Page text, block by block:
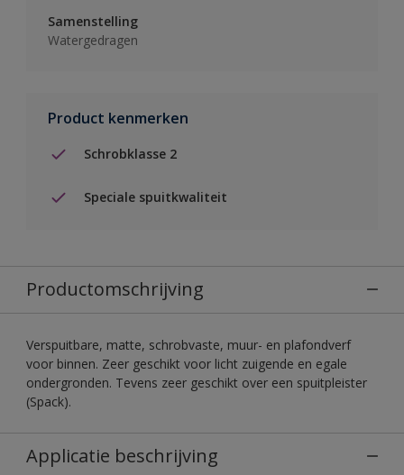
Samenstelling
Watergedragen
Product kenmerken
Schrobklasse 2
Speciale spuitkwaliteit
Productomschrijving
Verspuitbare, matte, schrobvaste, muur- en plafondverf
voor binnen. Zeer geschikt voor licht zuigende en egale
ondergronden. Tevens zeer geschikt over een spuitpleister
(Spack).
Applicatie beschrijving